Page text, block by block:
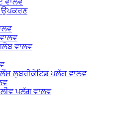
ਵਾਲਵ
ਉਪਕਰਣ
ਵਾਲਵ
ਲੁਬਰੀਕੇਟਿਡ ਪਲੱਗ ਵਾਲਵ
ਪਲੱਗ ਵਾਲਵ